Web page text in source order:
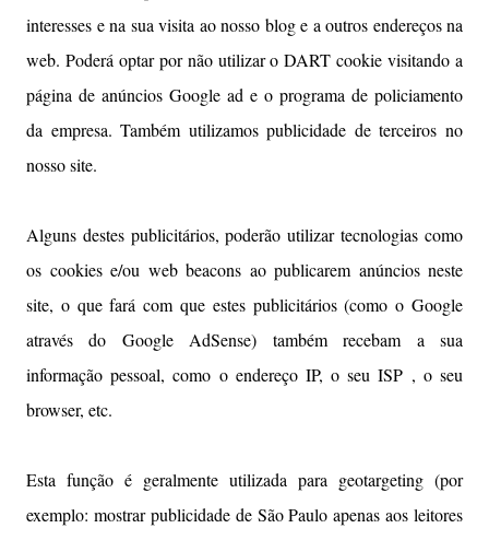
interesses e na sua visita ao nosso blog e a outros endereços na
web. Poderá optar por não utilizar o DART cookie visitando a
página de anúncios Google ad e o programa de policiamento
da empresa. Também utilizamos publicidade de terceiros no
nosso site.
Alguns destes publicitários, poderão utilizar tecnologias como
os cookies e/ou web beacons ao publicarem anúncios neste
site, o que fará com que estes publicitários (como o Google
através do Google AdSense) também recebam a sua
informação pessoal, como o endereço IP, o seu ISP , o seu
browser, etc.
Esta função é geralmente utilizada para geotargeting (por
exemplo: mostrar publicidade de São Paulo apenas aos leitores